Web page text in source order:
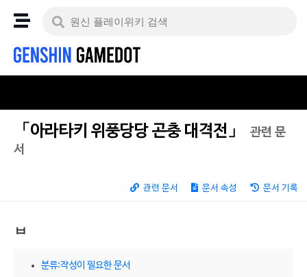
「아라타키 위풍당당 곤충 대격전」
관련 문
서
관련 문서 문서 속성 문서 기록
ㅂ
분류:작성이 필요한 문서